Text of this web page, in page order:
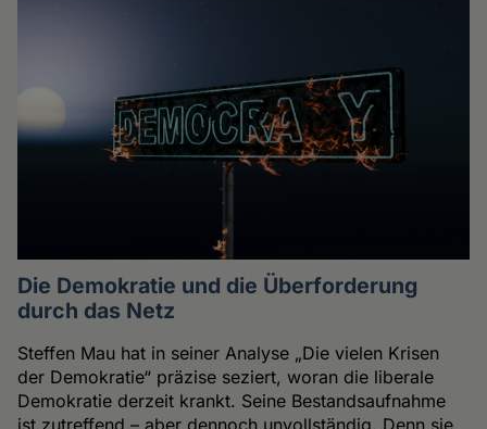
Die Demokratie und die Überforderung
durch das Netz
Steffen Mau hat in seiner Analyse „Die vielen Krisen
der Demokratie“ präzise seziert, woran die liberale
Demokratie derzeit krankt. Seine Bestandsaufnahme
ist zutreffend – aber dennoch unvollständig. Denn sie